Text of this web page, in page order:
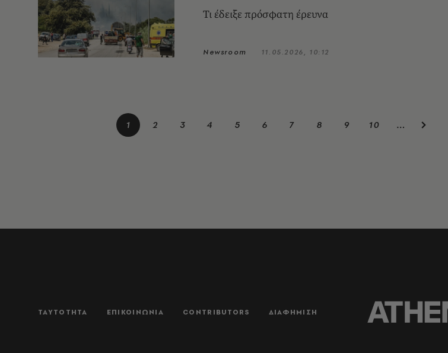
Τι έδειξε πρόσφατη έρευνα
Newsroom 11.05.2026, 10:12
1 2 3 4 5 6 7 8 9 10 …
ΤΑΥΤΟΤΗΤΑ ΕΠΙΚΟΙΝΩΝΙΑ CONTRIBUTORS ΔΙΑΦΗΜΙΣΗ